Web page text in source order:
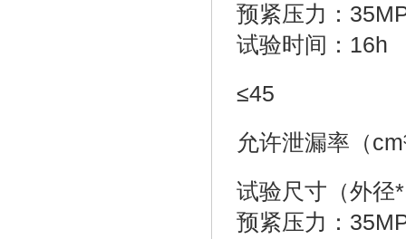
预紧压力：
试验时间：16h
≤45
允许泄漏率（
试验尺寸（外径
预紧压力：